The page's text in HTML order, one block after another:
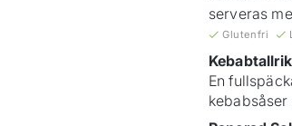
serveras
Glutenfri
Kebabtallrik
En